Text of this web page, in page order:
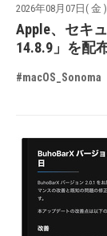
2026年08月07日( 金 )
Apple、セキ
14.8.9」を配
#macOS_Sonoma